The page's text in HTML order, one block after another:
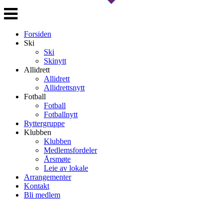
Veksle
navigasjon
Forsiden
Ski
Ski
Skinytt
Allidrett
Allidrett
Allidrettsnytt
Fotball
Fotball
Fotballnytt
Ryttergruppe
Klubben
Klubben
Medlemsfordeler
Årsmøte
Leie av lokale
Arrangementer
Kontakt
Bli medlem